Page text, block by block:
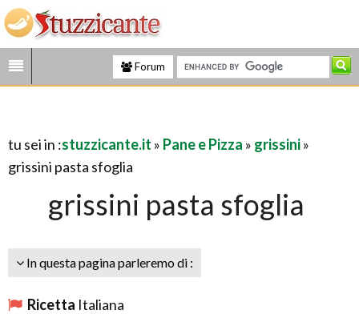
Forum
tu sei in :stuzzicante.it » Pane e Pizza » grissini»
grissini pasta sfoglia
grissini pasta sfoglia
In questa pagina parleremo di :
Ricetta Italiana